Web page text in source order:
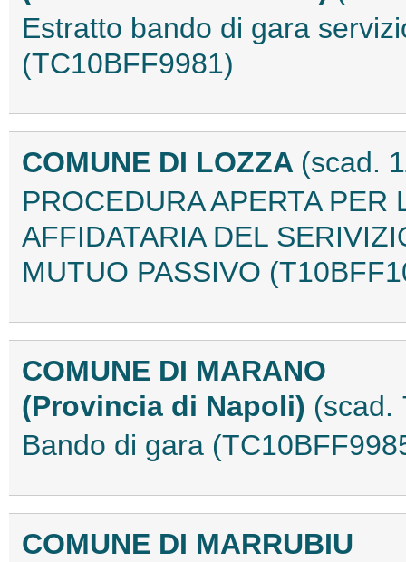
Estratto bando di gara
(TC10BFF9981)
COMUNE DI LOZZA (scad.
PROCEDURA APERTA
AFFIDATARIA DEL
MUTUO PASSIVO
COMUNE DI MARANO
(Provincia di Napoli) (scad.
Bando di gara
COMUNE DI MARRUBIU